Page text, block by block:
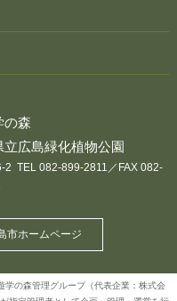
の森
広島緑化植物公園
2 TEL 082-899-2811／FAX 082-
市ホームページ
学の森管理グループ（代表企業：株式会